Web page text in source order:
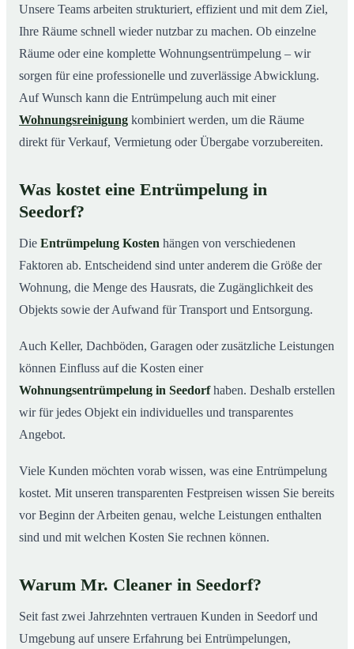
Unsere Teams arbeiten strukturiert, effizient und mit dem Ziel,
Ihre Räume schnell wieder nutzbar zu machen. Ob einzelne
Räume oder eine komplette Wohnungsentrümpelung – wir
sorgen für eine professionelle und zuverlässige Abwicklung.
Auf Wunsch kann die Entrümpelung auch mit einer
Wohnungsreinigung kombiniert werden, um die Räume
direkt für Verkauf, Vermietung oder Übergabe vorzubereiten.
Was kostet eine Entrümpelung in
Seedorf?
Die Entrümpelung Kosten hängen von verschiedenen
Faktoren ab. Entscheidend sind unter anderem die Größe der
Wohnung, die Menge des Hausrats, die Zugänglichkeit des
Objekts sowie der Aufwand für Transport und Entsorgung.
Auch Keller, Dachböden, Garagen oder zusätzliche Leistungen
können Einfluss auf die Kosten einer
Wohnungsentrümpelung in Seedorfhaben. Deshalb erstellen
wir für jedes Objekt ein individuelles und transparentes
Angebot.
Viele Kunden möchten vorab wissen, was eine Entrümpelung
kostet. Mit unseren transparenten Festpreisen wissen Sie bereits
vor Beginn der Arbeiten genau, welche Leistungen enthalten
sind und mit welchen Kosten Sie rechnen können.
Warum Mr. Cleaner in Seedorf?
Seit fast zwei Jahrzehnten vertrauen Kunden in Seedorf und
Umgebung auf unsere Erfahrung bei Entrümpelungen,